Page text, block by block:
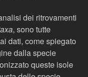
dei ritrovamenti
, sono tutte
dati, come spiegato
dalla specie
queste isole